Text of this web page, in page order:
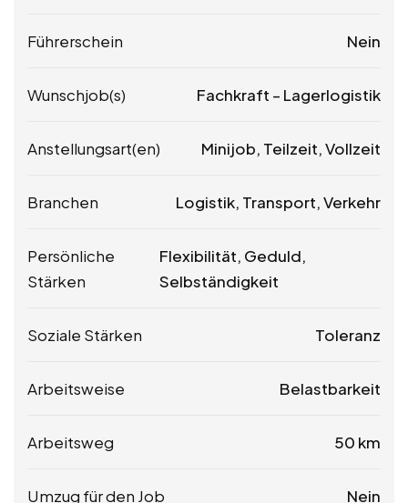
Führerschein Nein
Wunschjob(s) Fachkraft – Lagerlogistik
Anstellungsart(en) Minijob, Teilzeit, Vollzeit
Branchen Logistik, Transport, Verkehr
Persönliche
Stärken
Flexibilität, Geduld,
Selbständigkeit
Soziale Stärken Toleranz
Arbeitsweise Belastbarkeit
Arbeitsweg 50 km
Umzug für den Job Nein